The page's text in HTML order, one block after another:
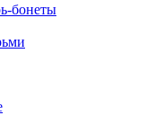
бонеты